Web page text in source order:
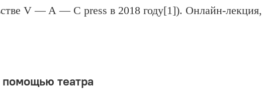
V — A — C press в 2018 году[1]). Онлайн-лекция,
театра